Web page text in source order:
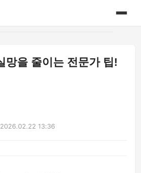
망을 줄이는 전문가 팁!
2026.02.22 13:36